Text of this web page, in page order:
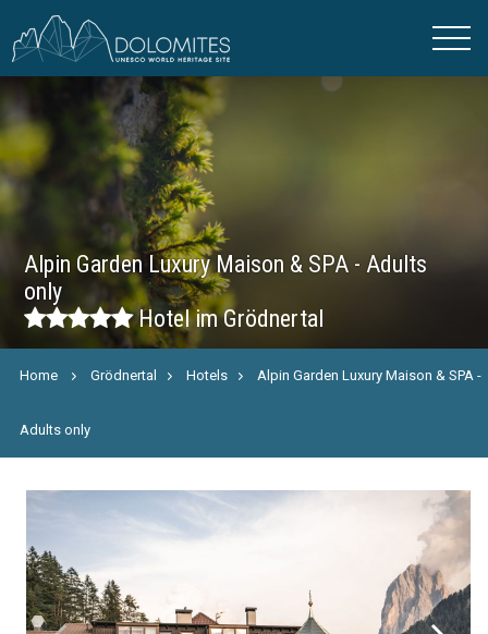
Alpin Garden Luxury Maison & SPA - Adults
only
Hotel im Grödnertal
Home Grödnertal Hotels Alpin Garden Luxury Maison & SPA -
Adults only